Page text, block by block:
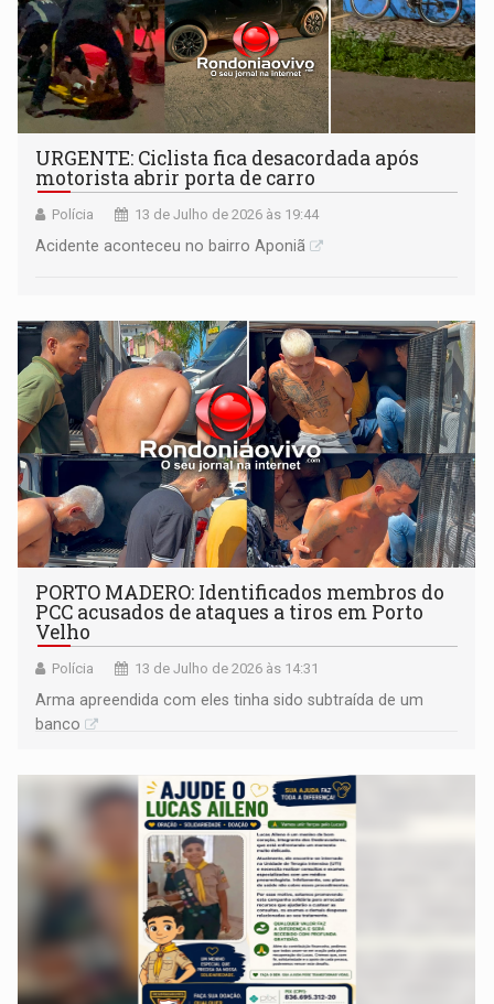
URGENTE: Ciclista fica desacordada após
motorista abrir porta de carro
Polícia 13 de Julho de 2026 às 19:44
Acidente aconteceu no bairro Aponiã
PORTO MADERO: Identificados membros do
PCC acusados de ataques a tiros em Porto
Velho
Polícia 13 de Julho de 2026 às 14:31
Arma apreendida com eles tinha sido subtraída de um
banco